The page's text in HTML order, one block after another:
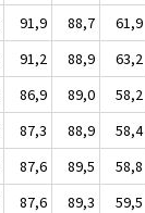
91,9 88,7 61,9
91,2 88,9 63,2
86,9 89,0 58,2
87,3 88,9 58,4
87,6 89,5 58,8
87,6 89,3 59,5